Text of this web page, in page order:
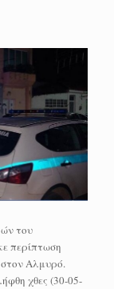
του
περίπτωση
στον Αλμυρό.
χθες (30-05-